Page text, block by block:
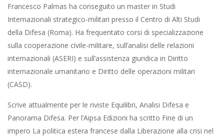
Francesco Palmas ha conseguito un master in Studi
Internazionali strategico-militari presso il Centro di Alti Studi
della Difesa (Roma). Ha frequentato corsi di specializzazione
sulla cooperazione civile-militare, sull’analisi delle relazioni
internazionali (ASERI) e sull’assistenza giuridica in Diritto
internazionale umanitario e Diritto delle operazioni militari
(CASD).
Scrive attualmente per le riviste Equilibri, Analisi Difesa e
Panorama Difesa. Per l’Aipsa Edizioni ha scritto Fine di un
impero La politica estera francese dalla Liberazione alla crisi nel